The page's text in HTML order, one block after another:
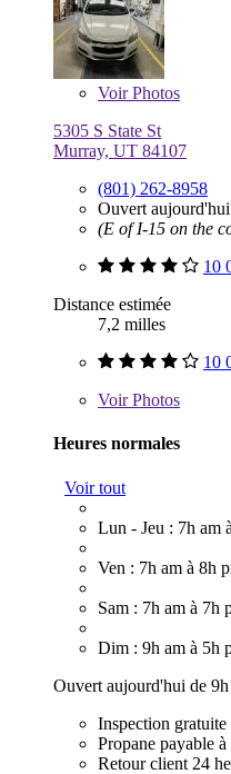
VoirPhotos
5305 S State St
Murray, UT 84107
(801) 262-8958
Ouvert
(E of I-15 on the
10
Distance estimée
7,2 milles
10
VoirPhotos
Heures normales
Voir tout
Lun - Jeu : 7h am
Ven : 7h am à 8h
Sam : 7h am à 7h
Dim : 9h am à 5h
Ouvert aujourd'hui de
Inspection
Propane payable
Retour client 24